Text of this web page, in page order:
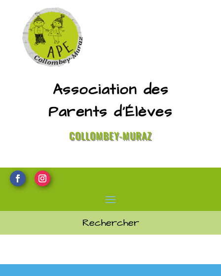
Association des
Parents d’Élèves
COLLOMBEY-MURAZ